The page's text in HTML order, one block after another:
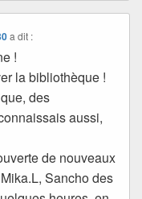
a dit :
!
la bibliothèque !
des
aussi,
de nouveaux
Sancho des